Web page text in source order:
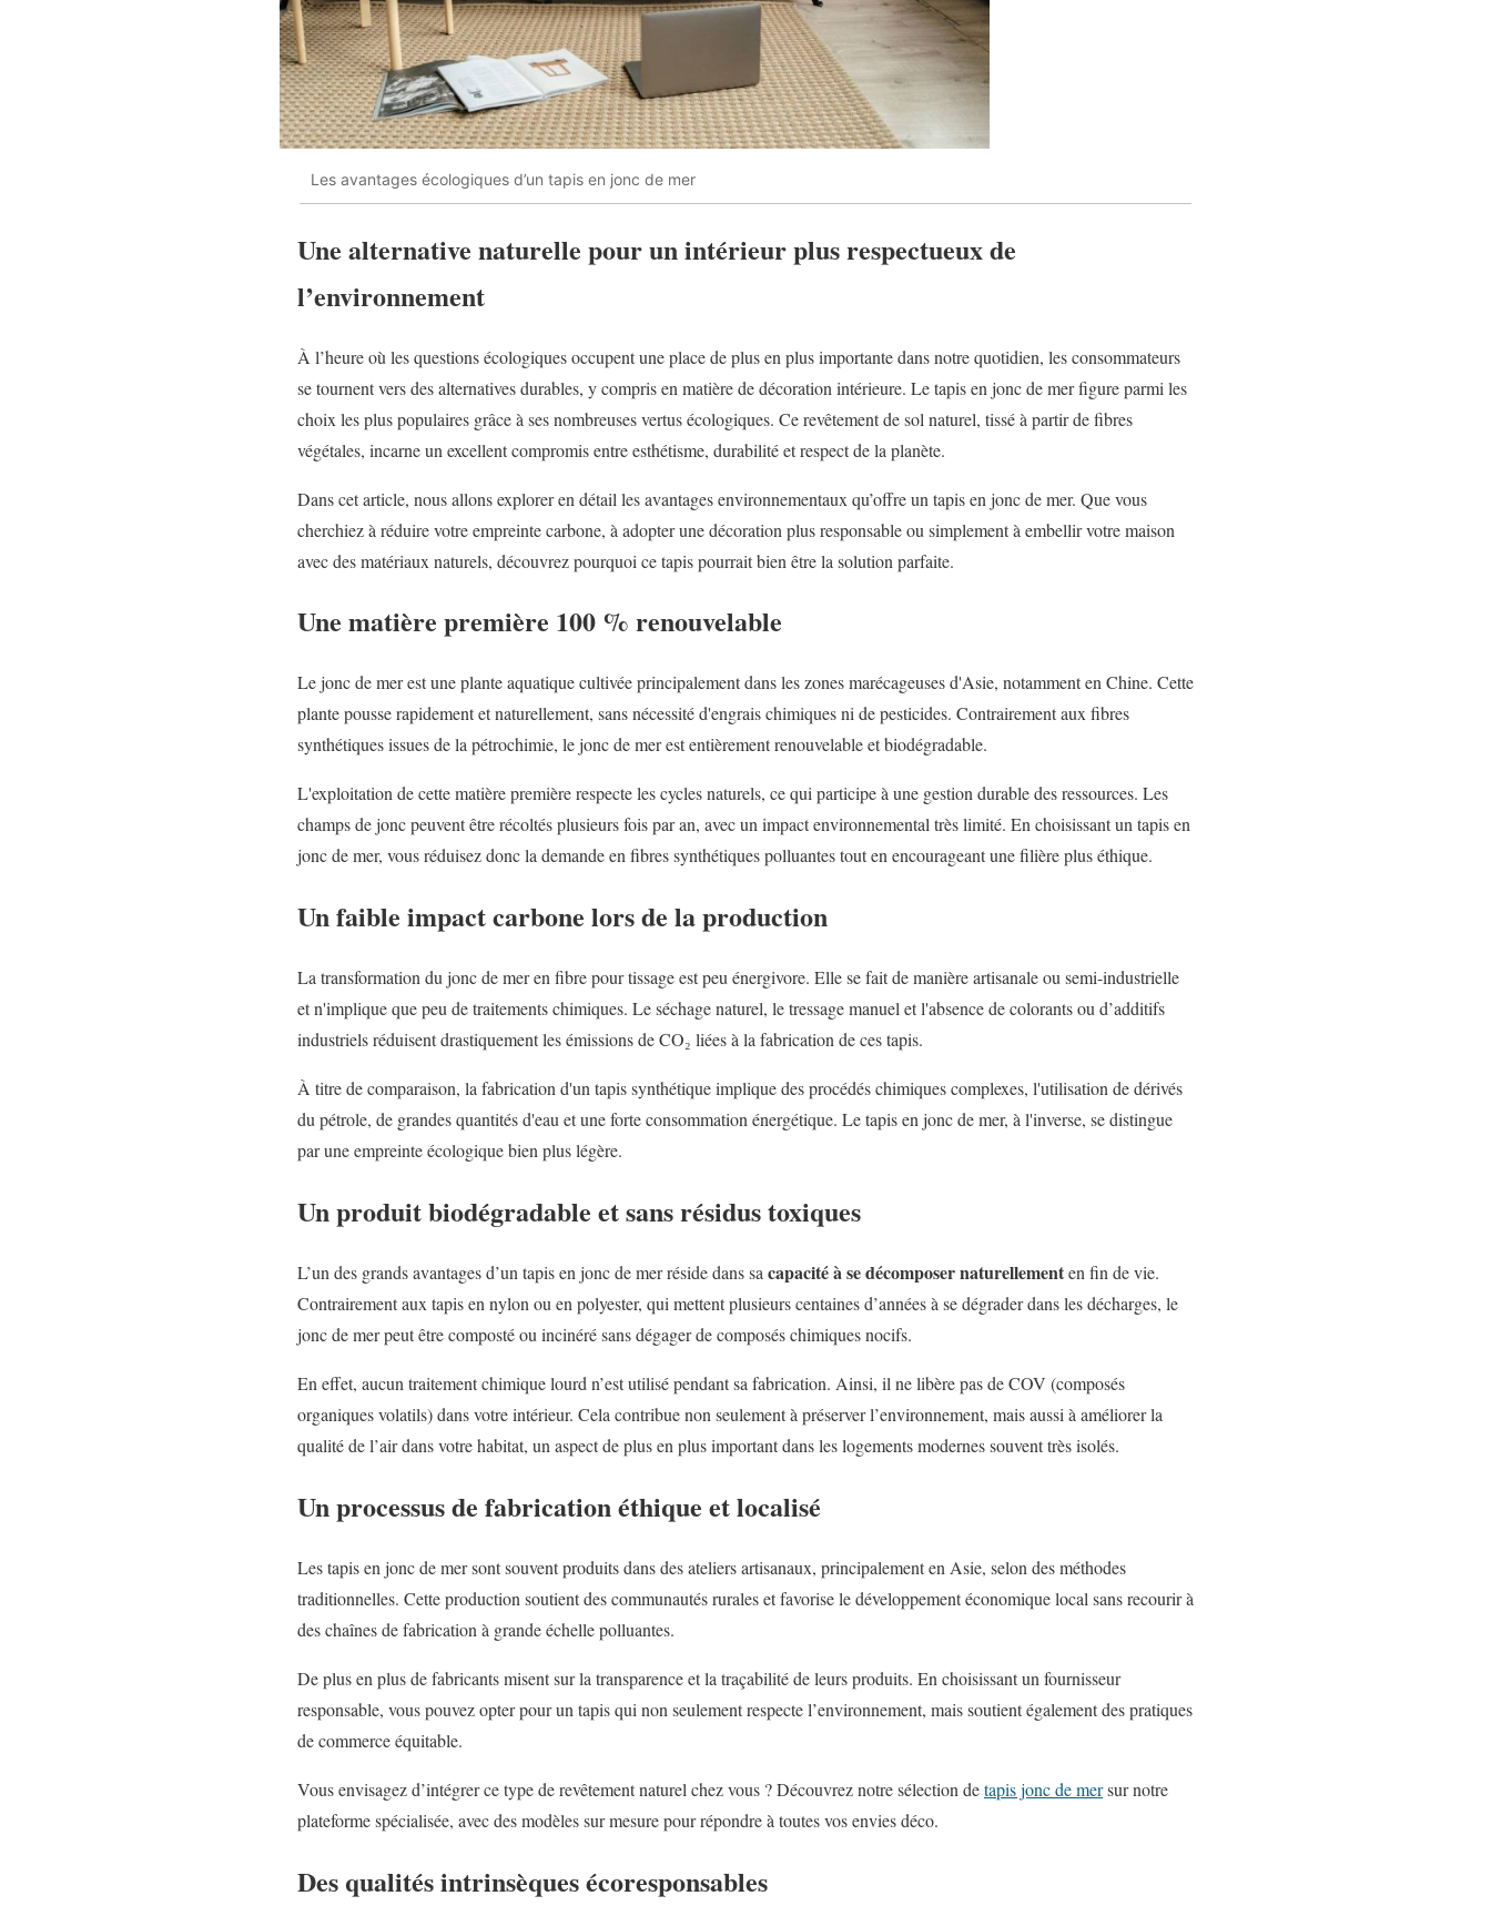
Les avantages écologiques d’un tapis en jonc de mer
Une alternative naturelle pour un intérieur plus respectueux de
l’environnement
À l’heure où les questions écologiques occupent une place de plus en plus importante dans notre quotidien, les consommateurs
se tournent vers des alternatives durables, y compris en matière de décoration intérieure. Le tapis en jonc de mer figure parmi les
choix les plus populaires grâce à ses nombreuses vertus écologiques. Ce revêtement de sol naturel, tissé à partir de fibres
végétales, incarne un excellent compromis entre esthétisme, durabilité et respect de la planète.
Dans cet article, nous allons explorer en détail les avantages environnementaux qu’offre un tapis en jonc de mer. Que vous
cherchiez à réduire votre empreinte carbone, à adopter une décoration plus responsable ou simplement à embellir votre maison
avec des matériaux naturels, découvrez pourquoi ce tapis pourrait bien être la solution parfaite.
Une matière première 100 % renouvelable
Le jonc de mer est une plante aquatique cultivée principalement dans les zones marécageuses d'Asie, notamment en Chine. Cette
plante pousse rapidement et naturellement, sans nécessité d'engrais chimiques ni de pesticides. Contrairement aux fibres
synthétiques issues de la pétrochimie, le jonc de mer est entièrement renouvelable et biodégradable.
L'exploitation de cette matière première respecte les cycles naturels, ce qui participe à une gestion durable des ressources. Les
champs de jonc peuvent être récoltés plusieurs fois par an, avec un impact environnemental très limité. En choisissant un tapis en
jonc de mer, vous réduisez donc la demande en fibres synthétiques polluantes tout en encourageant une filière plus éthique.
Un faible impact carbone lors de la production
La transformation du jonc de mer en fibre pour tissage est peu énergivore. Elle se fait de manière artisanale ou semi-industrielle
et n'implique que peu de traitements chimiques. Le séchage naturel, le tressage manuel et l'absence de colorants ou d’additifs
industriels réduisent drastiquement les émissions de CO₂ liées à la fabrication de ces tapis.
À titre de comparaison, la fabrication d'un tapis synthétique implique des procédés chimiques complexes, l'utilisation de dérivés
du pétrole, de grandes quantités d'eau et une forte consommation énergétique. Le tapis en jonc de mer, à l'inverse, se distingue
par une empreinte écologique bien plus légère.
Un produit biodégradable et sans résidus toxiques
L’un des grands avantages d’un tapis en jonc de mer réside dans sa capacité à se décomposer naturellementen fin de vie.
Contrairement aux tapis en nylon ou en polyester, qui mettent plusieurs centaines d’années à se dégrader dans les décharges, le
jonc de mer peut être composté ou incinéré sans dégager de composés chimiques nocifs.
En effet, aucun traitement chimique lourd n’est utilisé pendant sa fabrication. Ainsi, il ne libère pas de COV (composés
organiques volatils) dans votre intérieur. Cela contribue non seulement à préserver l’environnement, mais aussi à améliorer la
qualité de l’air dans votre habitat, un aspect de plus en plus important dans les logements modernes souvent très isolés.
Un processus de fabrication éthique et localisé
Les tapis en jonc de mer sont souvent produits dans des ateliers artisanaux, principalement en Asie, selon des méthodes
traditionnelles. Cette production soutient des communautés rurales et favorise le développement économique local sans recourir à
des chaînes de fabrication à grande échelle polluantes.
De plus en plus de fabricants misent sur la transparence et la traçabilité de leurs produits. En choisissant un fournisseur
responsable, vous pouvez opter pour un tapis qui non seulement respecte l’environnement, mais soutient également des pratiques
de commerce équitable.
Vous envisagez d’intégrer ce type de revêtement naturel chez vous ? Découvrez notre sélection detapis jonc de mersur notre
plateforme spécialisée, avec des modèles sur mesure pour répondre à toutes vos envies déco.
Des qualités intrinsèques écoresponsables